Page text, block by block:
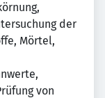
der
Mörtel,
von